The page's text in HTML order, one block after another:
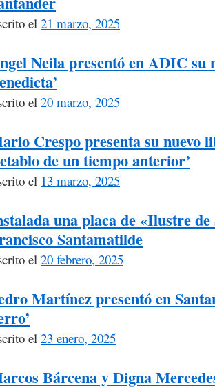
el 21 marzo, 2025
Neila presentó en ADIC su
el 20 marzo, 2025
Crespo presenta su nuevo
de un tiempo anterior’
el 13 marzo, 2025
una placa de «Ilustre
Santamatilde
el 20 febrero, 2025
Martínez presentó en
el 23 enero, 2025
Bárcena y Digna